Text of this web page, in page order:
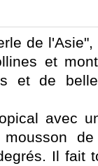
de
et
et de
avec
Il fait